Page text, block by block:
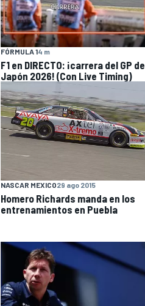
FÓRMULA 14 m
F1 en DIRECTO: ¡carrera del GP de
Japón 2026! (Con Live Timing)
NASCAR MEXICO29 ago 2015
Homero Richards manda en los
entrenamientos en Puebla